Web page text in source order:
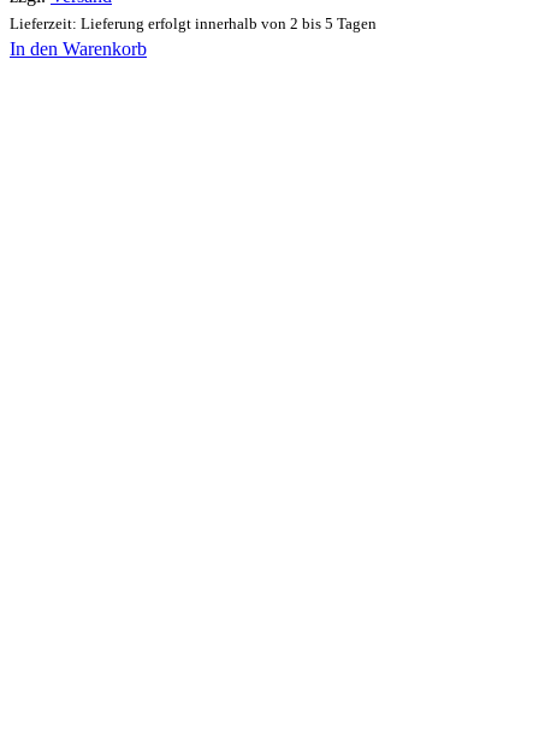
Lieferzeit: Lieferung erfolgt innerhalb von 2 bis 5 Tagen
In den Warenkorb